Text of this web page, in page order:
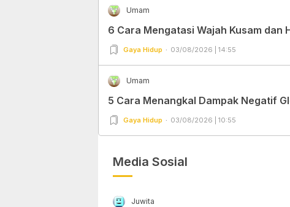
Umam
6 Cara Mengatasi Wajah Kusam dan
Gaya Hidup 03/08/2026 | 14:55
Umam
5 Cara Menangkal Dampak Negatif
Gaya Hidup 03/08/2026 | 10:55
Media Sosial
Juwita